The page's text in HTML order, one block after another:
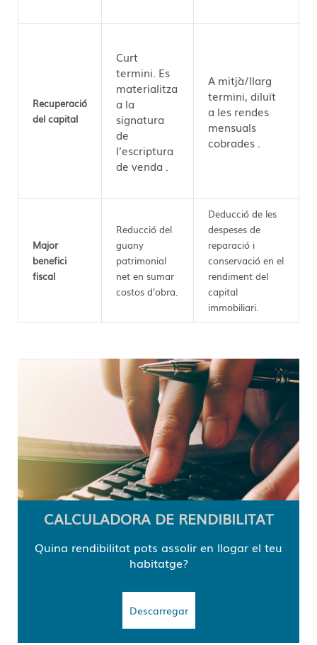
Recuperació
del capital
Curt
termini. Es
materialitza
a la
signatura
de
l’escriptura
de venda .
A mitjà/llarg
termini, diluït
a les rendes
mensuals
cobrades .
Major
benefici
fiscal
Reducció del
guany
patrimonial
net en sumar
costos d’obra.
Deducció de les
despeses de
reparació i
conservació en el
rendiment del
capital
immobiliari.
CALCULADORA DE RENDIBILITAT
Quina rendibilitat pots assolir en llogar el teu
habitatge?
Descarregar